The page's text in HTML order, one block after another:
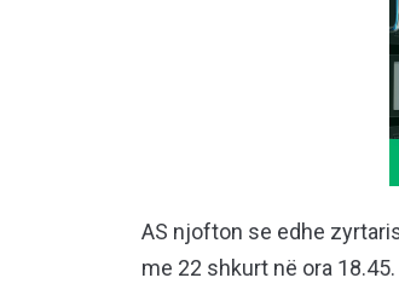
AS njofton se edhe
me 22 shkurt në ora 18.45.